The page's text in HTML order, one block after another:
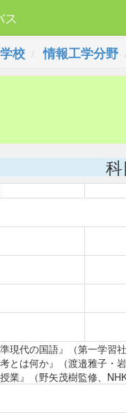
校 情報工学分野
現代の国語』（第一学習
とは何か』（渡邉雅子・
業』（野矢茂樹監修、